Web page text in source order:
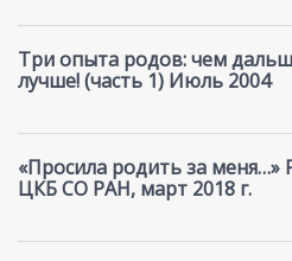
Три опыта родов: чем
лучше! (часть 1) Июль 2004
«Просила родить за меня…»
ЦКБ СО РАН, март 2018 г.